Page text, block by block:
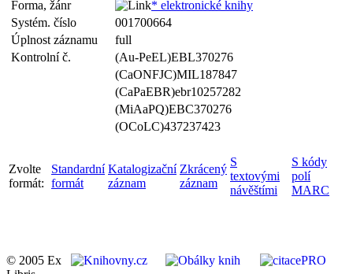
Forma, žánr
* elektronické knihy
Systém. číslo
001700664
Úplnost záznamu
full
Kontrolní č.
(Au-PeEL)EBL370276
(CaONFJC)MIL187847
(CaPaEBR)ebr10257282
(MiAaPQ)EBC370276
(OCoLC)437237423
Zvolte
formát:
Standardní
formát
Katalogizační
záznam
Zkrácený
záznam
S
textovými
návěštími
S kódy
polí
MARC
© 2005 Ex